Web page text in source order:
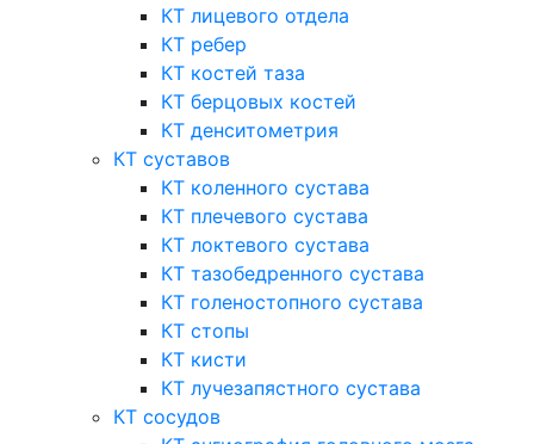
КТ лицевого отдела
КТ ребер
КТ костей таза
КТ берцовых костей
КТ денситометрия
КТ суставов
КТ коленного сустава
КТ плечевого сустава
КТ локтевого сустава
КТ тазобедренного сустава
КТ голеностопного сустава
КТ стопы
КТ кисти
КТ лучезапястного сустава
КТ сосудов